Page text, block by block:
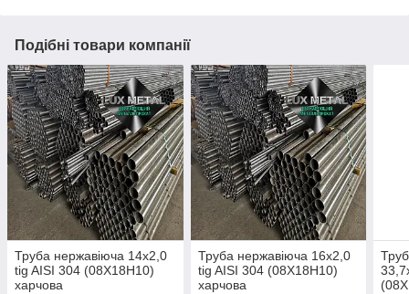
Подібні товари компанії
Труба нержавіюча 14х2,0
tig AISI 304 (08Х18Н10)
харчова
Труба нержавіюча 16х2,0
tig AISI 304 (08Х18Н10)
харчова